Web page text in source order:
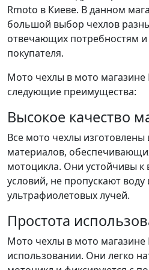
Rmoto в Киеве. В данном
большой выбор чехлов
отвечающих потребностям
покупателя.
Мото чехлы в мото
следующие преимущества:
Высокое качество
Все мото чехлы изготовлены
материалов,
мотоцикла. Они устойчивы к
условий, не пропускают
ультрафиолетовых лучей.
Простота
Мото чехлы в мото
использовании. Они легко